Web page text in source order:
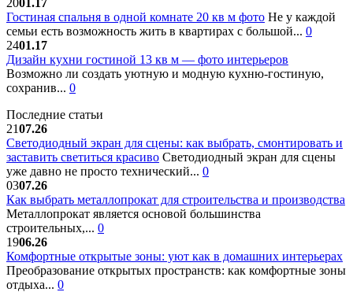
Гостиная спальня в одной комнате 20 кв м фото Не у каждой
семьи есть возможность жить в квартирах с большой... 0
2401.17
Дизайн кухни гостиной 13 кв м — фото интерьеров
Возможно ли создать уютную и модную кухню-гостиную,
сохранив... 0
Последние статьи
2107.26
Светодиодный экран для сцены: как выбрать, смонтировать и
заставить светиться красиво Светодиодный экран для сцены
уже давно не просто технический... 0
0307.26
Как выбрать металлопрокат для строительства и производства
Металлопрокат является основой большинства
строительных,... 0
1906.26
Комфортные открытые зоны: уют как в домашних интерьерах
Преобразование открытых пространств: как комфортные зоны
отдыха... 0